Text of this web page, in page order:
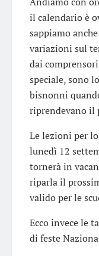
il calendario è
sappiamo
variazioni sul
dai
speciale, sono
bisnonni
riprendevano il
Le lezioni per
lunedì 12
tornerà in
riparla il
valido per le
Ecco invece le
di feste